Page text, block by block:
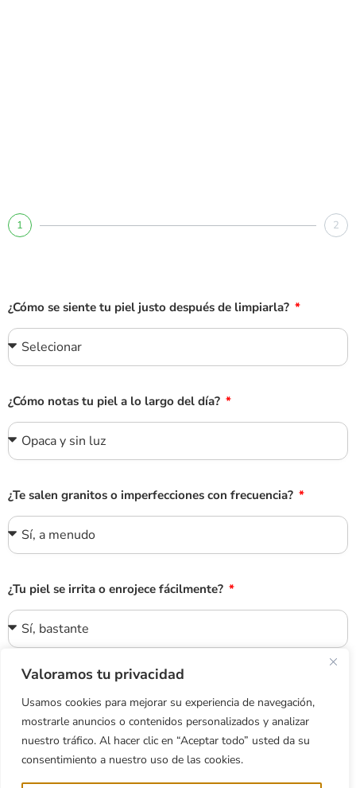
Valoramos tu privacidad
Usamos cookies para mejorar su experiencia de navegación,
mostrarle anuncios o contenidos personalizados y analizar
nuestro tráfico. Al hacer clic en “Aceptar todo” usted da su
consentimiento a nuestro uso de las cookies.
1 2
¿Cómo se siente tu piel justo después de limpiarla?
¿Cómo notas tu piel a lo largo del día?
¿Te salen granitos o imperfecciones con frecuencia?
¿Tu piel se irrita o enrojece fácilmente?
¿Qué te gustaría mejorar de tu piel?
Más hidratación y suavidad
Control de brillos/grasa
Unificar el tono